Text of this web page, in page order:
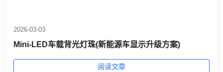
2026-03-03
Mini‑LED车载背光灯珠(新能源车显示升级方案)
阅读文章